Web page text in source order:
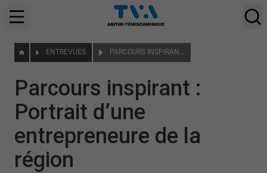
ENTREVUES PARCOURS INSPIRANT : PORTRAIT D’UNE ENTREPRENEURE DE LA RÉGION
Parcours inspirant :
Portrait d’une
entrepreneure de la
région